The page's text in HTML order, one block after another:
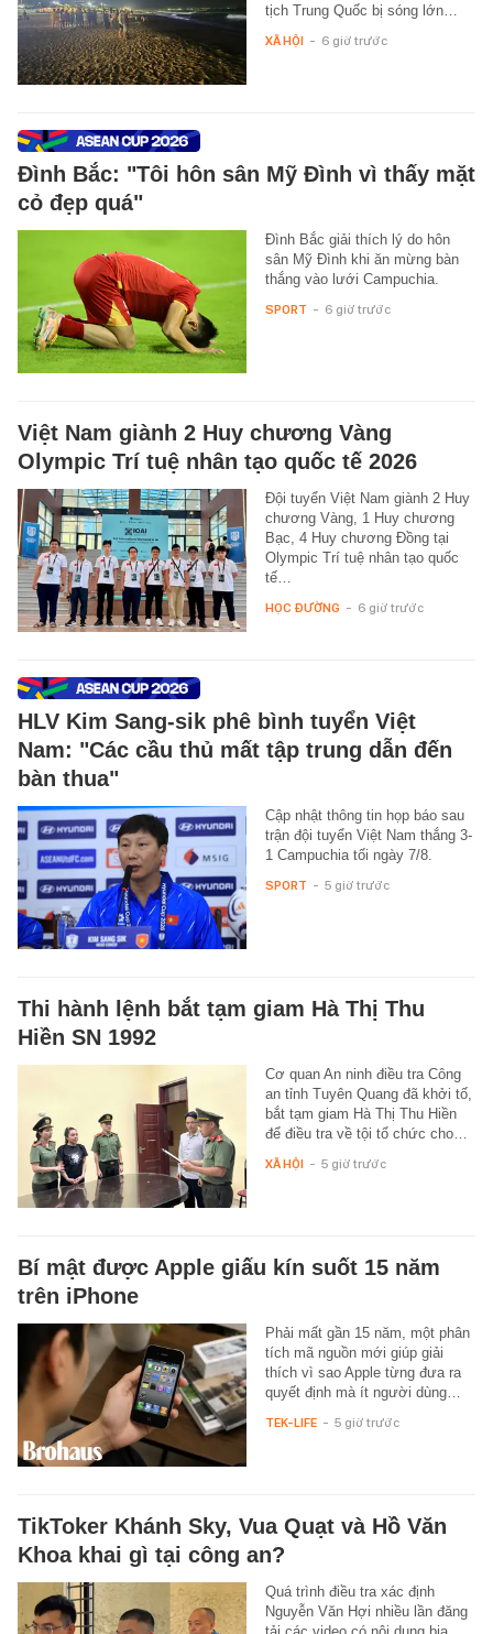
tịch Trung Quốc bị sóng lớn…
XÃ HỘI - 6 giờ trước
Đình Bắc: "Tôi hôn sân Mỹ Đình vì thấy mặt
cỏ đẹp quá"
Đình Bắc giải thích lý do hôn
sân Mỹ Đình khi ăn mừng bàn
thắng vào lưới Campuchia.
SPORT - 6 giờ trước
Việt Nam giành 2 Huy chương Vàng
Olympic Trí tuệ nhân tạo quốc tế 2026
Đội tuyển Việt Nam giành 2 Huy
chương Vàng, 1 Huy chương
Bạc, 4 Huy chương Đồng tại
Olympic Trí tuệ nhân tạo quốc
tế…
HỌC ĐƯỜNG - 6 giờ trước
HLV Kim Sang-sik phê bình tuyển Việt
Nam: "Các cầu thủ mất tập trung dẫn đến
bàn thua"
Cập nhật thông tin họp báo sau
trận đội tuyển Việt Nam thắng 3-
1 Campuchia tối ngày 7/8.
SPORT - 5 giờ trước
Thi hành lệnh bắt tạm giam Hà Thị Thu
Hiền SN 1992
Cơ quan An ninh điều tra Công
an tỉnh Tuyên Quang đã khởi tố,
bắt tạm giam Hà Thị Thu Hiền
để điều tra về tội tổ chức cho…
XÃ HỘI - 5 giờ trước
Bí mật được Apple giấu kín suốt 15 năm
trên iPhone
Phải mất gần 15 năm, một phân
tích mã nguồn mới giúp giải
thích vì sao Apple từng đưa ra
quyết định mà ít người dùng…
TEK-LIFE - 5 giờ trước
TikToker Khánh Sky, Vua Quạt và Hồ Văn
Khoa khai gì tại công an?
Quá trình điều tra xác định
Nguyễn Văn Hợi nhiều lần đăng